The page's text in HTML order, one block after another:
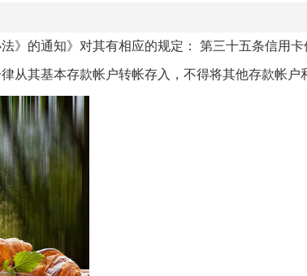
》的通知》对其有相应的规定： 第三十五条信用
从其基本存款帐户转帐存入，不得将其他存款帐